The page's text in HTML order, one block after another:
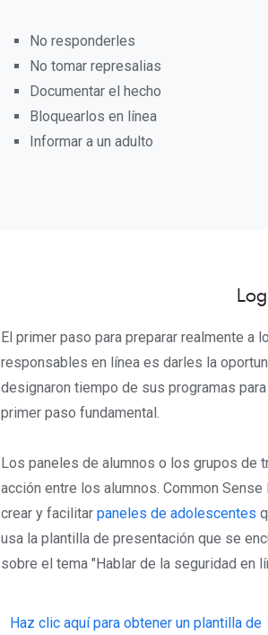
No responderles
No tomar represalias
Documentar el hecho
Bloquearlos en línea
Informar a un adulto
El primer paso para preparar realmente a
responsables en línea es darles la
designaron tiempo de sus programas
primer paso fundamental.
Los paneles de alumnos o los grupos de
acción entre los alumnos. Common
crear y facilitar paneles de adolescentes
usa la plantilla de presentación que se
sobre el tema "Hablar de la seguridad en
Haz clic aquí para obtener un plantilla de